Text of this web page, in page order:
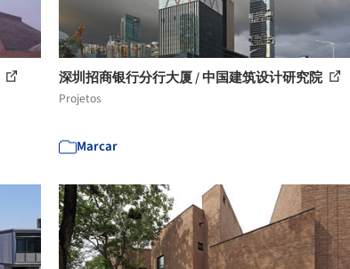
深圳招商银行分行大厦 / 中国建筑设计研究院
Projetos
Marcar